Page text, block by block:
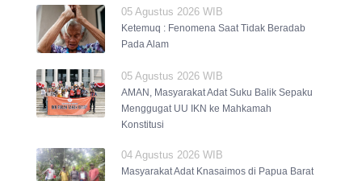
05 Agustus 2026 WIB
Ketemuq : Fenomena Saat Tidak Beradab
Pada Alam
05 Agustus 2026 WIB
AMAN, Masyarakat Adat Suku Balik Sepaku
Menggugat UU IKN ke Mahkamah
Konstitusi
04 Agustus 2026 WIB
Masyarakat Adat Knasaimos di Papua Barat